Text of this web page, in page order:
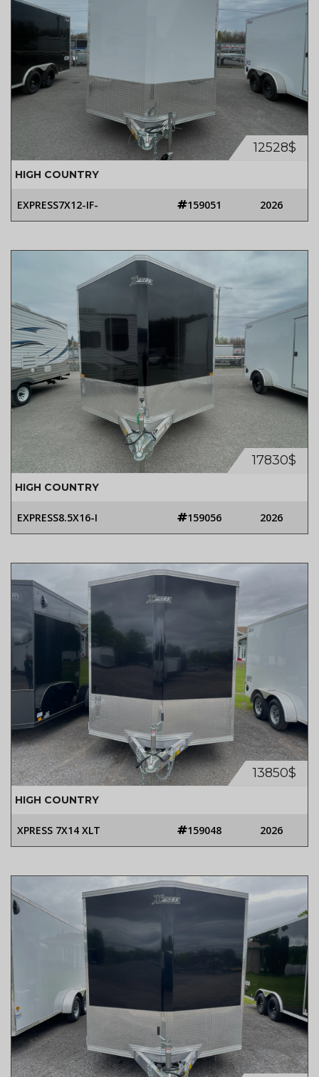
12528$
HIGH COUNTRY
EXPRESS7X12-IF- 159051 2026
17830$
HIGH COUNTRY
EXPRESS8.5X16-I 159056 2026
13850$
HIGH COUNTRY
XPRESS 7X14 XLT 159048 2026